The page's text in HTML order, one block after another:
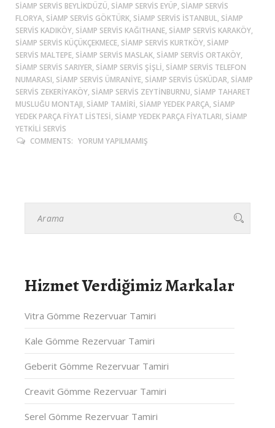
SIAMP SERVIS BEYLIKDÜZÜ, SIAMP SERVIS EYÜP, SIAMP SERVIS
FLORYA, SIAMP SERVIS GÖKTÜRK, SIAMP SERVIS ISTANBUL, SIAMP
SERVIS KADIKÖY, SIAMP SERVIS KAĞITHANE, SIAMP SERVIS KARAKÖY,
SIAMP SERVIS KÜÇÜKÇEKMECE, SIAMP SERVIS KURTKÖY, SIAMP
SERVIS MALTEPE, SIAMP SERVIS MASLAK, SIAMP SERVIS ORTAKÖY,
SIAMP SERVIS SARIYER, SIAMP SERVIS ŞIŞLI, SIAMP SERVIS TELEFON
NUMARASI, SIAMP SERVIS ÜMRANIYE, SIAMP SERVIS ÜSKÜDAR, SIAMP
SERVIS ZEKERIYAKÖY, SIAMP SERVIS ZEYTINBURNU, SIAMP TAHARET
MUSLUĞU MONTAJI, SIAMP TAMIRI, SIAMP YEDEK PARÇA, SIAMP
YEDEK PARÇA FIYAT LISTESI, SIAMP YEDEK PARÇA FIYATLARI, SIAMP
YETKILI SERVIS
COMMENTS: YORUM YAPILMAMIŞ
Hizmet Verdiğimiz Markalar
Vitra Gömme Rezervuar Tamiri
Kale Gömme Rezervuar Tamiri
Geberit Gömme Rezervuar Tamiri
Creavit Gömme Rezervuar Tamiri
Serel Gömme Rezervuar Tamiri